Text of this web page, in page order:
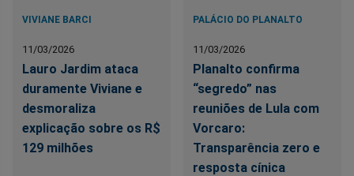
VIVIANE BARCI
11/03/2026
Lauro Jardim ataca
duramente Viviane e
desmoraliza
explicação sobre os R$
129 milhões
PALÁCIO DO PLANALTO
11/03/2026
Planalto confirma
“segredo” nas
reuniões de Lula com
Vorcaro:
Transparência zero e
resposta cínica